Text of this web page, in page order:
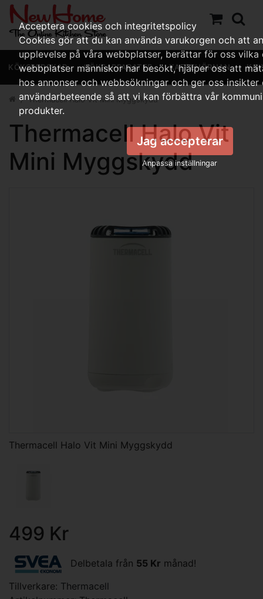
KÖKSREDSKAP KÖKSAPPARATER KAFFEHÖRNAN
Thermacell Halo Vit Mini Myggskydd
Thermacell Halo Vit
Mini Myggskydd
Thermacell Halo Vit Mini Myggskydd
499 Kr
Delbetala från 55 Kr månad!
Tillverkare: Thermacell
Acceptera cookies och integritetspolicy
Cookies gör att du kan använda varukorgen och att
upplevelse på våra webbplatser, berättar för oss vilka
webbplatser människor har besökt, hjälper oss att
hos annonser och webbsökningar och ger oss insikter
användarbeteende så att vi kan förbättra vår
produkter.
Jag accepterar
Anpassa inställningar